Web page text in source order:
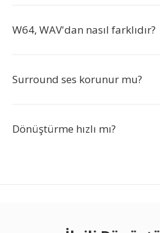
W64, WAV'dan nasıl farklıdır?
Surround ses korunur mu?
Dönüştürme hızlı mı?